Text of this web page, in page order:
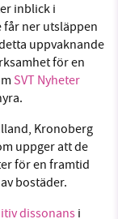
inblick i
får ner utsläppen
uppvaknande
för en
SVT Nyheter
Kronoberg
uppger att de
för en framtid
bostäder.
dissonansi